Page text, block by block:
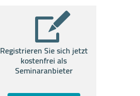
Registrieren Sie sich jetzt
kostenfrei als
Seminaranbieter